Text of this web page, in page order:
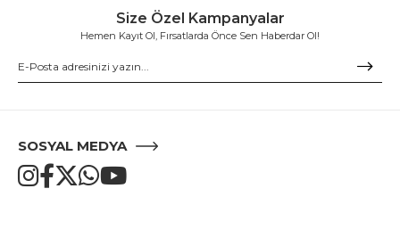
Size Özel Kampanyalar
Hemen Kayıt Ol, Fırsatlarda Önce Sen Haberdar Ol!
SOSYAL MEDYA